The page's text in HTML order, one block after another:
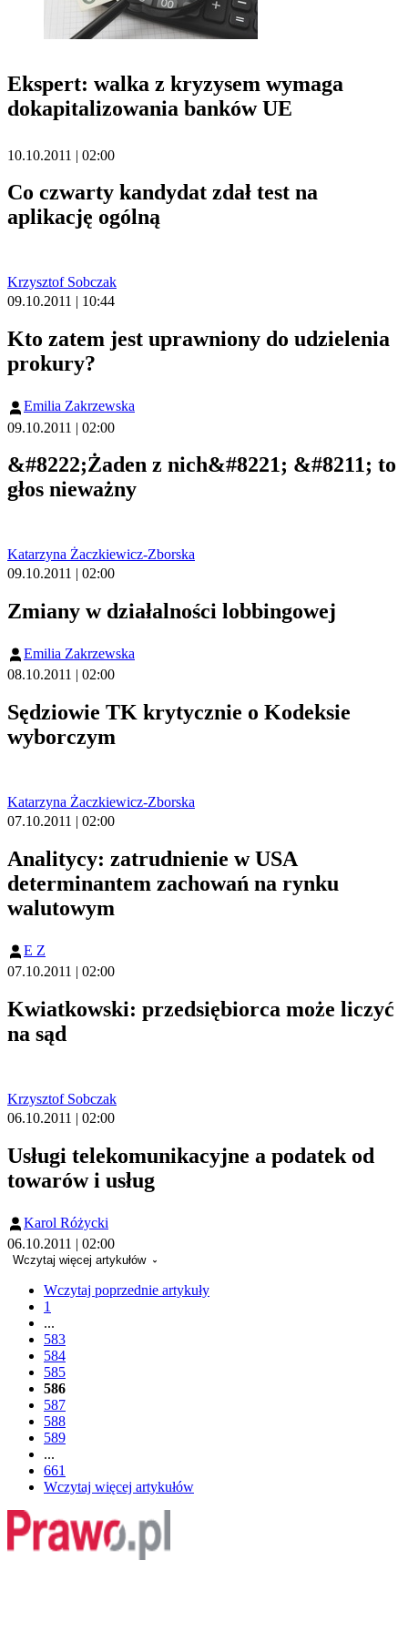
Ekspert: walka z kryzysem wymaga
dokapitalizowania banków UE
10.10.2011 | 02:00
Co czwarty kandydat zdał test na
aplikację ogólną
Krzysztof Sobczak
09.10.2011 | 10:44
Kto zatem jest uprawniony do udzielenia
prokury?
Emilia Zakrzewska
09.10.2011 | 02:00
&#8222;Żaden z nich&#8221; &#8211; to
głos nieważny
Katarzyna Żaczkiewicz-Zborska
09.10.2011 | 02:00
Zmiany w działalności lobbingowej
Emilia Zakrzewska
08.10.2011 | 02:00
Sędziowie TK krytycznie o Kodeksie
wyborczym
Katarzyna Żaczkiewicz-Zborska
07.10.2011 | 02:00
Analitycy: zatrudnienie w USA
determinantem zachowań na rynku
walutowym
E Z
07.10.2011 | 02:00
Kwiatkowski: przedsiębiorca może liczyć
na sąd
Krzysztof Sobczak
06.10.2011 | 02:00
Usługi telekomunikacyjne a podatek od
towarów i usług
Karol Różycki
06.10.2011 | 02:00
Wczytaj więcej artykułów
Wczytaj poprzednie artykuły
1
...
583
584
585
586
587
588
589
...
661
Wczytaj więcej artykułów